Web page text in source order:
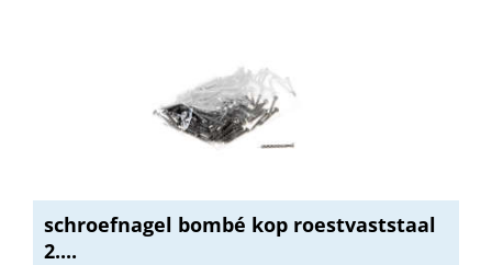
schroefnagel bombé kop roestvaststaal
2....